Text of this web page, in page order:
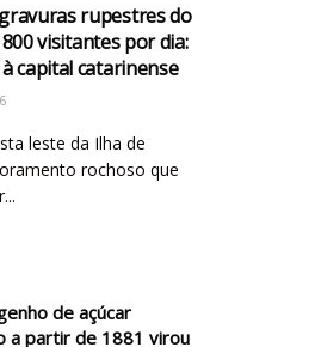
rupestres do
visitantes por dia:
capital catarinense
leste da Ilha de
rochoso que
de açúcar
a partir de 1881 virou